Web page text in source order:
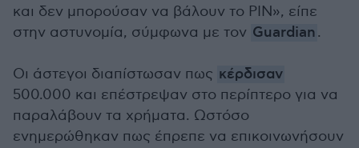
και δεν μπορούσαν να βάλουν το PIN», είπε
στην αστυνομία, σύμφωνα με τον Guardian.
Οι άστεγοι διαπίστωσαν πως κέρδισαν
500.000 και επέστρεψαν στο περίπτερο για να
παραλάβουν τα χρήματα. Ωστόσο
ενημερώθηκαν πως έπρεπε να επικοινωνήσουν